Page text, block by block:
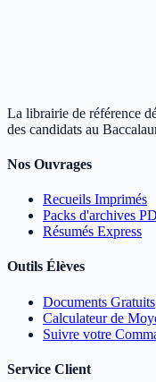
La librairie de référence
des candidats au
Nos Ouvrages
Recueils Imprimés
Packs d'archives
Résumés Express
Outils Élèves
Documents Gratuits
Calculateur de
Suivre votre
Service Client